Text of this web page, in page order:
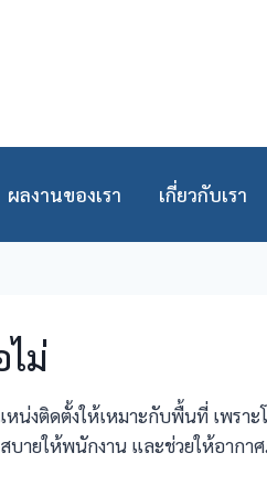
ผลงานของเรา เกี่ยวกับเรา
ม่
น่งติดตั้งให้เหมาะกับพื้นที่ เพร
ายให้พนักงาน และช่วยให้อากา